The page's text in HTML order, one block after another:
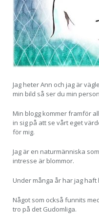
Jag heter Ann och jag är
min bild så ser du min
Min blogg kommer framför
in sig på att se vårt eget
för mig.
Jag är en naturmänniska
intresse är blommor.
Under många år har jag
Något som också funnits
tro på det Gudomliga.